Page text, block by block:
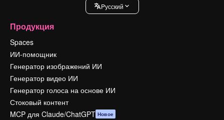
Pусский
Продукция
Spaces
ИИ-помощник
Генератор изображений ИИ
Генератор видео ИИ
Генератор голоса на основе ИИ
Стоковый контент
MCP для Claude/ChatGPT Новое